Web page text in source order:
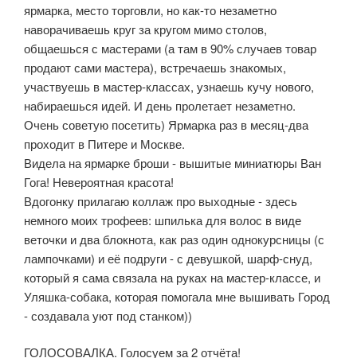
ярмарка, место торговли, но как-то незаметно
наворачиваешь круг за кругом мимо столов,
общаешься с мастерами (а там в 90% случаев товар
продают сами мастера), встречаешь знакомых,
участвуешь в мастер-классах, узнаешь кучу нового,
набираешься идей. И день пролетает незаметно.
Очень советую посетить) Ярмарка раз в месяц-два
проходит в Питере и Москве.
Видела на ярмарке броши - вышитые миниатюры Ван
Гога! Невероятная красота!
Вдогонку прилагаю коллаж про выходные - здесь
немного моих трофеев: шпилька для волос в виде
веточки и два блокнота, как раз один однокурсницы (с
лампочками) и её подруги - с девушкой, шарф-снуд,
который я сама связала на руках на мастер-классе, и
Уляшка-собака, которая помогала мне вышивать Город
- создавала уют под станком))
ГОЛОСОВАЛКА. Голосуем за 2 отчёта!